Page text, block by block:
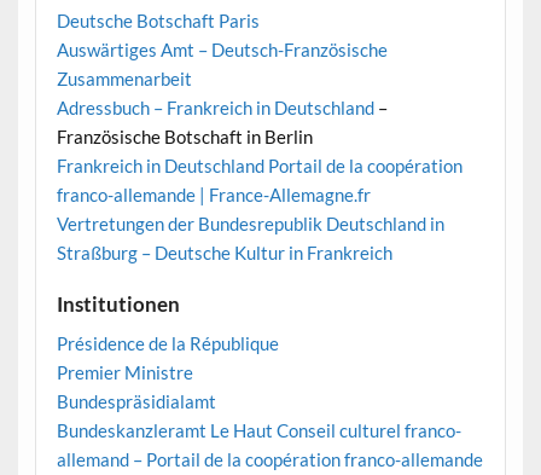
Deutsche Botschaft Paris
Auswärtiges Amt – Deutsch-Französische
Zusammenarbeit
Adressbuch – Frankreich in Deutschland–
Französische Botschaft in Berlin
Frankreich in Deutschland Portail de la coopération
franco-allemande | France-Allemagne.fr
Vertretungen der Bundesrepublik Deutschland in
Straßburg – Deutsche Kultur in Frankreich
Institutionen
Présidence de la République
Premier Ministre
Bundespräsidialamt
Bundeskanzleramt Le Haut Conseil culturel franco-
allemand – Portail de la coopération franco-allemande